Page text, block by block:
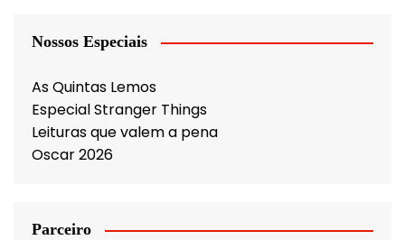
Nossos Especiais
As Quintas Lemos
Especial Stranger Things
Leituras que valem a pena
Oscar 2026
Parceiro